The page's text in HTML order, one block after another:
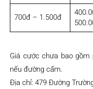
700đ – 1.500đ
Giá cước chưa bao gồm
nếu đường cấm.
Địa chỉ: 479 Đường